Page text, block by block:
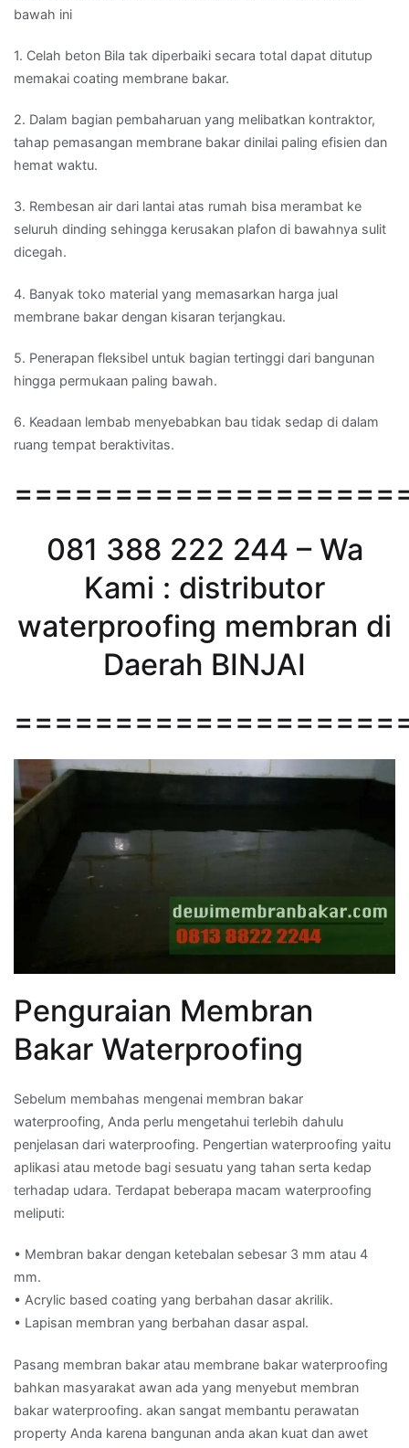
bawah ini
1. Celah beton Bila tak diperbaiki secara total dapat ditutup
memakai coating membrane bakar.
2. Dalam bagian pembaharuan yang melibatkan kontraktor,
tahap pemasangan membrane bakar dinilai paling efisien dan
hemat waktu.
3. Rembesan air dari lantai atas rumah bisa merambat ke
seluruh dinding sehingga kerusakan plafon di bawahnya sulit
dicegah.
4. Banyak toko material yang memasarkan harga jual
membrane bakar dengan kisaran terjangkau.
5. Penerapan fleksibel untuk bagian tertinggi dari bangunan
hingga permukaan paling bawah.
6. Keadaan lembab menyebabkan bau tidak sedap di dalam
ruang tempat beraktivitas.
081 388 222 244 – Wa
Kami : distributor
waterproofing membran di
Daerah BINJAI
Penguraian Membran
Bakar Waterproofing
Sebelum membahas mengenai membran bakar
waterproofing, Anda perlu mengetahui terlebih dahulu
penjelasan dari waterproofing. Pengertian waterproofing yaitu
aplikasi atau metode bagi sesuatu yang tahan serta kedap
terhadap udara. Terdapat beberapa macam waterproofing
meliputi:
• Membran bakar dengan ketebalan sebesar 3 mm atau 4
mm.
• Acrylic based coating yang berbahan dasar akrilik.
• Lapisan membran yang berbahan dasar aspal.
Pasang membran bakar atau membrane bakar waterproofing
bahkan masyarakat awan ada yang menyebut membran
bakar waterproofing. akan sangat membantu perawatan
property Anda karena bangunan anda akan kuat dan awet